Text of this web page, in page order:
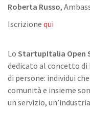
Roberta Russo,
Iscrizione qui
Lo StartupItalia Open
dedicato al concetto di
di persone: individui
comunità e insieme
un servizio,